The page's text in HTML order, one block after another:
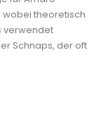
wobei theoretisch
verwendet
Schnaps, der oft